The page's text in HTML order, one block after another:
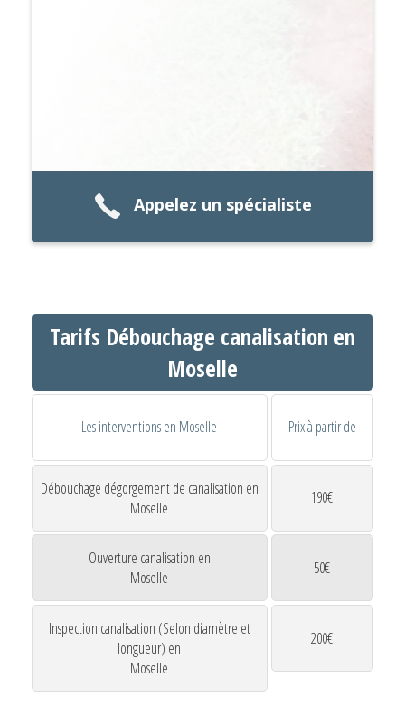
Appelez un spécialiste
Tarifs Débouchage canalisation en
Moselle
Les interventions en Moselle Prix à partir de
Débouchage dégorgement de canalisation en
Moselle
190€
Ouverture canalisation en
Moselle
50€
Inspection canalisation (Selon diamètre et
longueur) en
Moselle
200€